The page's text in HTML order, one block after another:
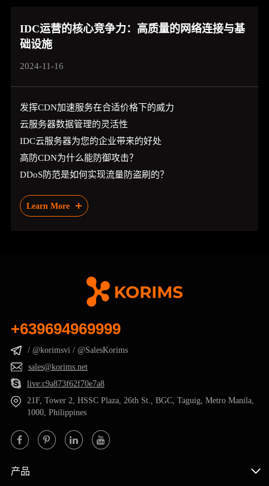
IDC运营的核心竞争力：高质量的网络连接与基
础设施
2024-11-16
发挥CDN加速服务在合适价格下的威力
云服务器数据管理的灵活性
IDC云服务器为您的企业带来的好处
高防CDN为什么能防御攻击？
DDoS防范是如何实现流量防盗刷的？
Learn More
+639694969999
/ @korimsvi / @SalesKorims
sales@korims.net
live:c9a873f62f70e7a8
21F, Tower 2, HSSC Plaza, 26th St., BGC, Taguig, Metro Manila,
1000, Philippines
产品